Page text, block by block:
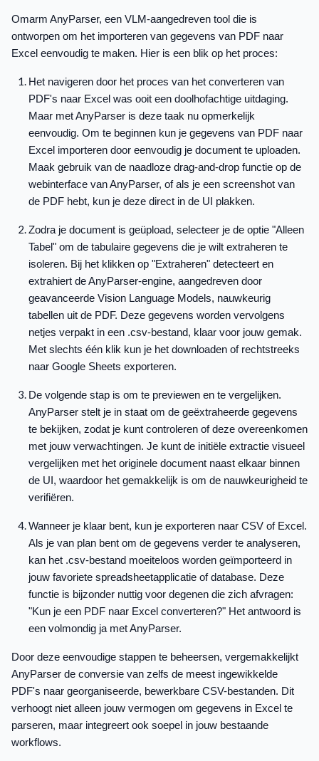
Omarm AnyParser, een VLM-aangedreven tool die is
ontworpen om het importeren van gegevens van PDF naar
Excel eenvoudig te maken. Hier is een blik op het proces:
Het navigeren door het proces van het converteren van
PDF's naar Excel was ooit een doolhofachtige uitdaging.
Maar met AnyParser is deze taak nu opmerkelijk
eenvoudig. Om te beginnen kun je gegevens van PDF naar
Excel importeren door eenvoudig je document te uploaden.
Maak gebruik van de naadloze drag-and-drop functie op de
webinterface van AnyParser, of als je een screenshot van
de PDF hebt, kun je deze direct in de UI plakken.
Zodra je document is geüpload, selecteer je de optie "Alleen
Tabel" om de tabulaire gegevens die je wilt extraheren te
isoleren. Bij het klikken op "Extraheren" detecteert en
extrahiert de AnyParser-engine, aangedreven door
geavanceerde Vision Language Models, nauwkeurig
tabellen uit de PDF. Deze gegevens worden vervolgens
netjes verpakt in een .csv-bestand, klaar voor jouw gemak.
Met slechts één klik kun je het downloaden of rechtstreeks
naar Google Sheets exporteren.
De volgende stap is om te previewen en te vergelijken.
AnyParser stelt je in staat om de geëxtraheerde gegevens
te bekijken, zodat je kunt controleren of deze overeenkomen
met jouw verwachtingen. Je kunt de initiële extractie visueel
vergelijken met het originele document naast elkaar binnen
de UI, waardoor het gemakkelijk is om de nauwkeurigheid te
verifiëren.
Wanneer je klaar bent, kun je exporteren naar CSV of Excel.
Als je van plan bent om de gegevens verder te analyseren,
kan het .csv-bestand moeiteloos worden geïmporteerd in
jouw favoriete spreadsheetapplicatie of database. Deze
functie is bijzonder nuttig voor degenen die zich afvragen:
"Kun je een PDF naar Excel converteren?" Het antwoord is
een volmondig ja met AnyParser.
Door deze eenvoudige stappen te beheersen, vergemakkelijkt
AnyParser de conversie van zelfs de meest ingewikkelde
PDF's naar georganiseerde, bewerkbare CSV-bestanden. Dit
verhoogt niet alleen jouw vermogen om gegevens in Excel te
parseren, maar integreert ook soepel in jouw bestaande
workflows.